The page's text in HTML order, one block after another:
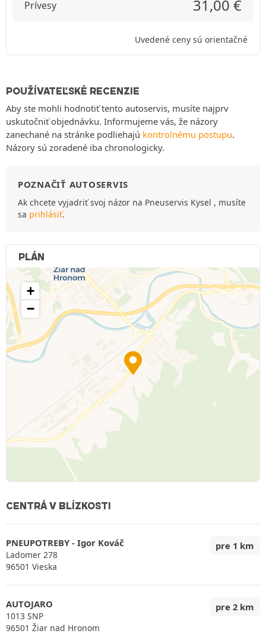
Prívesy 31,00 €
Uvedené ceny sú orientačné
POUŽÍVATEĽSKÉ RECENZIE
Aby ste mohli hodnotiť tento autoservis, musíte najprv
uskutočniť objednávku. Informujeme vás, že názory
zanechané na stránke podliehajú kontrolnému postupu.
Názory sú zoradené iba chronologicky.
POZNAČIŤ AUTOSERVIS
Ak chcete vyjadriť svoj názor na Pneuservis Kysel , musíte
sa prihlásiť.
PLÁN
+
−
CENTRÁ V BLÍZKOSTI
PNEUPOTREBY - Igor Kováč
Ladomer 278
96501 Vieska
pre 1 km
AUTOJARO
1013 SNP
96501 Žiar nad Hronom
pre 2 km